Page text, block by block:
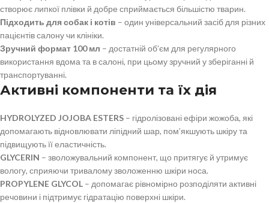
створює липкої плівки й добре сприймається більшістю тварин.
Підходить для собак і котів – один універсальний засіб для різних
пацієнтів салону чи клініки.
Зручний формат 100 мл – достатній об’єм для регулярного
використання вдома та в салоні, при цьому зручний у зберіганні й
транспортуванні.
Активні компоненти та їх дія
HYDROLYZED JOJOBA ESTERS – гідролізовані ефіри жожоба, які
допомагають відновлювати ліпідний шар, пом’якшують шкіру та
підвищують її еластичність.
GLYCERIN – зволожувальний компонент, що притягує й утримує
вологу, сприяючи тривалому зволоженню шкіри носа.
PROPYLENE GLYCOL – допомагає рівномірно розподіляти активні
речовини і підтримує гідратацію поверхні шкіри.